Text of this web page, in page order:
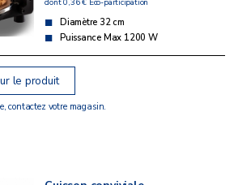
dont 0,36 € Eco-participation
Diamètre 32 cm
Puissance Max 1200 W
le produit
contactez votre magasin.